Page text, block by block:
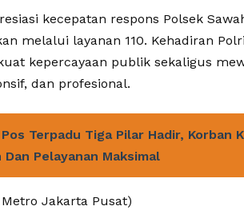
kecepatan respons Polsek
melalui layanan 110. Kehadiran
kepercayaan publik sekaligus
dan profesional.
Pos Terpadu Tiga Pilar Hadir, Korban
Dan Pelayanan Maksimal
Jakarta Pusat)